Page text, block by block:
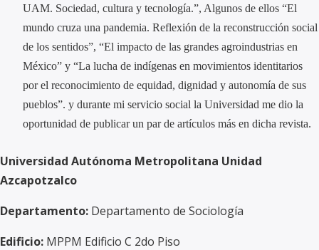
UAM. Sociedad, cultura y tecnología.”, Algunos de ellos “El
mundo cruza una pandemia. Reflexión de la reconstrucción social
de los sentidos”, “El impacto de las grandes agroindustrias en
México” y “La lucha de indígenas en movimientos identitarios
por el reconocimiento de equidad, dignidad y autonomía de sus
pueblos”. y durante mi servicio social la Universidad me dio la
oportunidad de publicar un par de artículos más en dicha revista.
Universidad Autónoma Metropolitana Unidad
Azcapotzalco
Departamento: Departamento de Sociología
Edificio: MPPM Edificio C 2do Piso